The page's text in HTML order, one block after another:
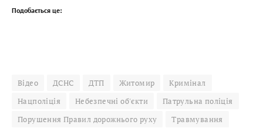
Подобається це:
Відео ДСНС ДТП Житомир
Кримінал
Нацполіція
Небезпечні об'єкти
Патрульна поліція
Порушення Правил дорожнього руху
Травмування